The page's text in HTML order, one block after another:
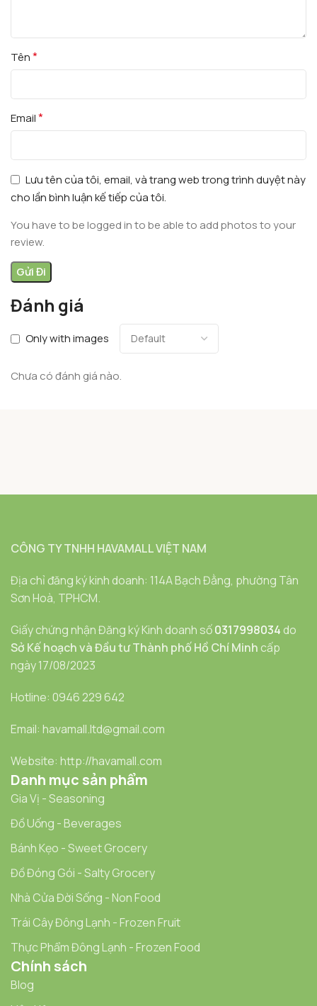
Đánh giá
Only with images
Chưa có đánh giá nào.
Tên*
Email*
Lưu tên của tôi, email, và trang web trong trình duyệt này
cho lần bình luận kế tiếp của tôi.
You have to be logged in to be able to add photos to your
review.
CÔNG TY TNHH HAVAMALL VIỆT NAM
Địa chỉ đăng ký kinh doanh: 114A Bạch Đằng, phường Tân
Sơn Hoà, TPHCM.
Giấy chứng nhận Đăng ký Kinh doanh số0317998034 do
Sở Kế hoạch và Đầu tư Thành phố Hồ Chí Minh cấp
ngày 17/08/2023
Hotline: 0946 229 642
Email: havamall.ltd@gmail.com
Website: http://havamall.com
Danh mục sản phẩm
Gia Vị - Seasoning
Đồ Uống - Beverages
Bánh Kẹo - Sweet Grocery
Đồ Đóng Gói - Salty Grocery
Nhà Cửa Đời Sống - Non Food
Trái Cây Đông Lạnh - Frozen Fruit
Thực Phẩm Đông Lạnh - Frozen Food
Chính sách
Blog